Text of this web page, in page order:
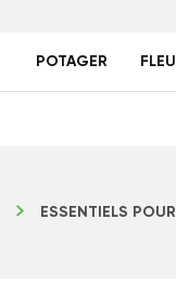
POTAGER
ESSENTIELS